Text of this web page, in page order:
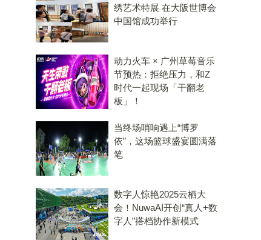
绣艺术特展 在大阪世博会
中国馆成功举行
动力火车 × 广州草莓音乐
节预热：拒绝压力，和Z
时代一起现场「干翻老
板」！
当终场哨响遇上“博罗
依”，这场篮球盛宴圆满落
笔
数字人惊艳2025云栖大
会！NuwaAI开创“真人+数
字人”搭档协作新模式